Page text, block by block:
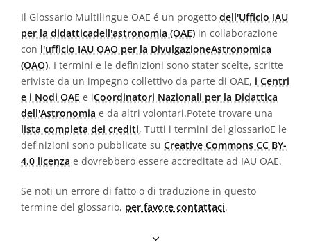
Il Glossario Multilingue OAE é un progetto dell'Ufficio IAU
per la didatticadell'astronomia (OAE) in collaborazione
con l'ufficio IAU OAO per la DivulgazioneAstronomica
(OAO). I termini e le definizioni sono stater scelte, scritte
eriviste da un impegno collettivo da parte di OAE, i Centri
e i Nodi OAE e iCoordinatori Nazionali per la Didattica
dell'Astronomia e da altri volontari.Potete trovare una
lista completa dei crediti, Tutti i termini del glossarioE le
definizioni sono pubblicate su Creative Commons CC BY-
4.0 licenza e dovrebbero essere accreditate ad IAU OAE.
Se noti un errore di fatto o di traduzione in questo
termine del glossario, per favore contattaci.